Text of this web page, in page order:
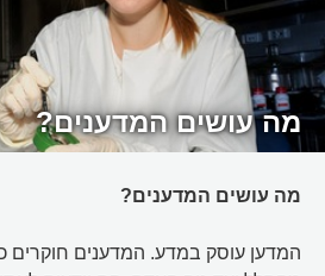
מה עושים המדענים?
מה עושים המדענים?
המדען עוסק במדע. המדענים חוקרים